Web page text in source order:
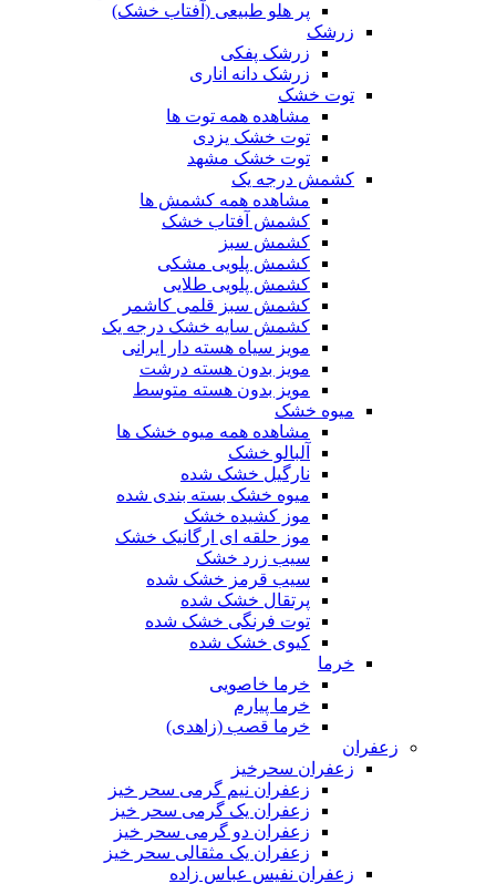
پر هلو طبیعی (آفتاب خشک)
زرشک
زرشک پفکی
زرشک دانه اناری
توت خشک
مشاهده همه توت ها
توت خشک یزدی
توت خشک مشهد
کشمش درجه یک
مشاهده همه کشمش ها
کشمش آفتاب خشک
کشمش سبز
کشمش پلویی مشکی
کشمش پلویی طلایی
کشمش سبز قلمی کاشمر
کشمش سایه خشک درجه یک
مویز سیاه هسته دار ایرانی
مویز بدون هسته درشت
مویز بدون هسته متوسط
میوه خشک
مشاهده همه میوه خشک ها
آلبالو خشک
نارگیل خشک شده
میوه خشک بسته بندی شده
موز کشیده خشک
موز حلقه ای ارگانیک خشک
سیب زرد خشک
سیب قرمز خشک شده
پرتقال خشک شده
توت فرنگی خشک شده
کیوی خشک شده
خرما
خرما خاصویی
خرما پیارم
خرما قصب (زاهدی)
زعفران
زعفران سحرخیز
زعفران نیم گرمی سحر خیز
زعفران یک گرمی سحر خیز
زعفران دو گرمی سحر خیز
زعفران یک مثقالی سحر خیز
زعفران نفیس عباس زاده